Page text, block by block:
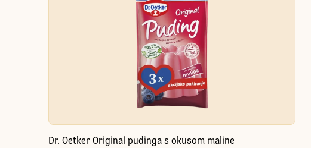
Dr. Oetker Original pudinga s okusom maline